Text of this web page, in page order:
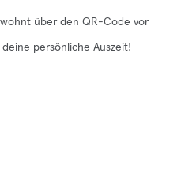
über den QR-Code vor
persönliche Auszeit!